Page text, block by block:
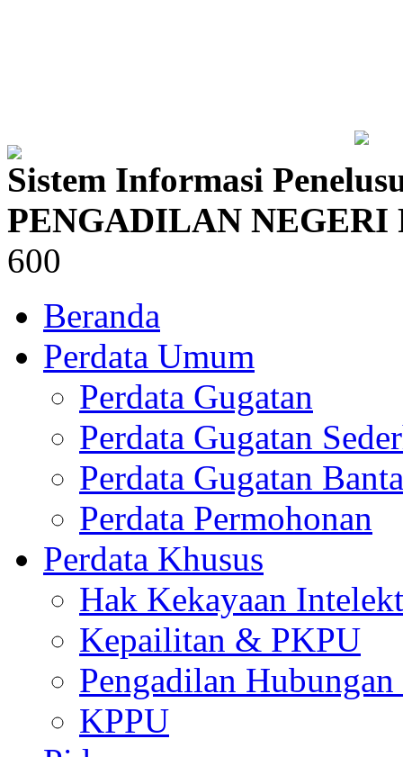
Sistem Informasi
PENGADILAN NEGERI
600
Beranda
Perdata Umum
Perdata Gugatan
Perdata Gugatan
Perdata Gugatan
Perdata Permohonan
Perdata Khusus
Hak Kekayaan
Kepailitan & PKPU
Pengadilan
KPPU